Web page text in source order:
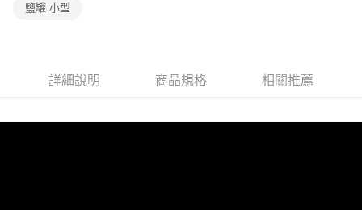
鹽罐 小型
詳細說明 商品規格 相關推薦